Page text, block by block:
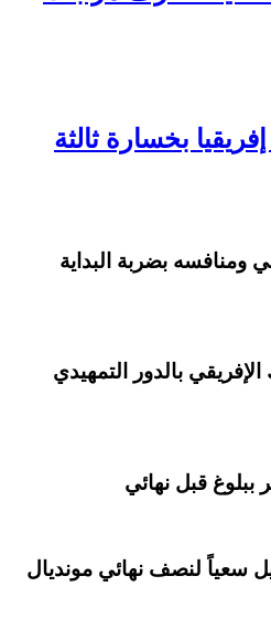
بخسارة ثالثة
ومنافسه بضربة البداية
بالدور التمهيدي
قبل نهائي
سعياً لنصف نهائي مونديال